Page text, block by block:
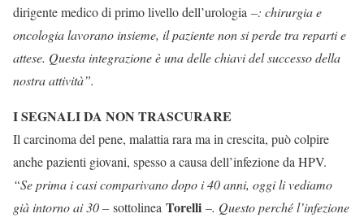
dirigente medico di primo livello dell’urologia –: chirurgia e
oncologia lavorano insieme, il paziente non si perde tra reparti e
attese. Questa integrazione è una delle chiavi del successo della
nostra attività”.
I SEGNALI DA NON TRASCURARE
Il carcinoma del pene, malattia rara ma in crescita, può colpire
anche pazienti giovani, spesso a causa dell’infezione da HPV.
“Se prima i casi comparivano dopo i 40 anni, oggi li vediamo
già intorno ai 30 – sottolinea Torelli –. Questo perché l’infezione